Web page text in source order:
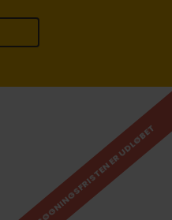
ANSØGNINGSFRISTEN ER UDLØBET